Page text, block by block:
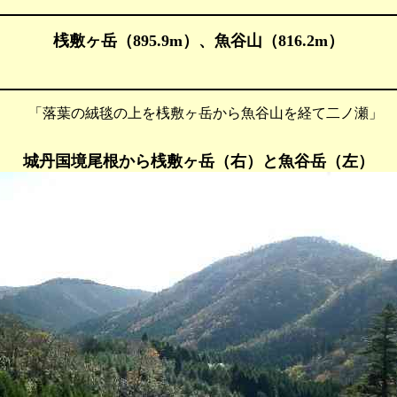
桟敷ヶ岳（895.9m）、魚谷山（816.2m）
落葉の絨毯の上を桟敷ヶ岳から魚谷山を経て二ノ瀬」
城丹国境尾根から桟敷ヶ岳（右）と魚谷岳（左）